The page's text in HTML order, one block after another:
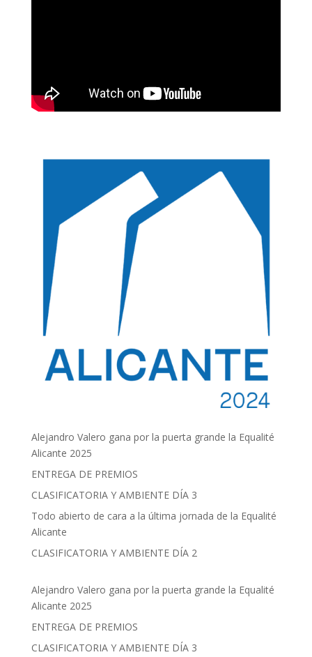
Alejandro Valero gana por la puerta grande la Equalité
Alicante 2025
ENTREGA DE PREMIOS
CLASIFICATORIA Y AMBIENTE DÍA 3
Todo abierto de cara a la última jornada de la Equalité
Alicante
CLASIFICATORIA Y AMBIENTE DÍA 2
Alejandro Valero gana por la puerta grande la Equalité
Alicante 2025
ENTREGA DE PREMIOS
CLASIFICATORIA Y AMBIENTE DÍA 3